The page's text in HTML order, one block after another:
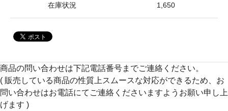
在庫状況 1,650
商品の問い合わせは下記電話番号までご連絡ください。
( 販売している商品の性質上スムースな対応ができるため、お
問い合わせはお電話にてご連絡くださいますようお願い申し上
げます )